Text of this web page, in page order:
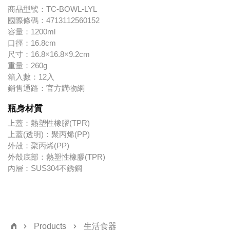
商品型號： TC-BOWL-LYL
國際條碼： 4713112560152
容量： 1200ml
口徑： 16.8cm
尺寸： 16.8×16.8×9.2cm
重量： 260g
箱入數： 12入
銷售通路： 官方購物網
瓶身材質
上蓋：熱塑性橡膠(TPR)
上蓋(透明)：聚丙烯(PP)
外殼：聚丙烯(PP)
外殼底部：熱塑性橡膠(TPR)
內層：SUS304不銹鋼
Products
生活食器